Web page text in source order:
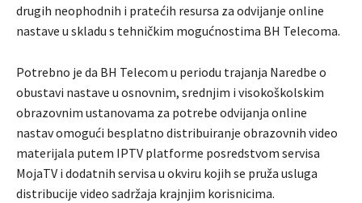
drugih neophodnih i pratećih resursa za odvijanje online
nastave u skladu s tehničkim mogućnostima BH Telecoma.
Potrebno je da BH Telecom u periodu trajanja Naredbe o
obustavi nastave u osnovnim, srednjim i visokoškolskim
obrazovnim ustanovama za potrebe odvijanja online
nastav omogući besplatno distribuiranje obrazovnih video
materijala putem IPTV platforme posredstvom servisa
MojaTV i dodatnih servisa u okviru kojih se pruža usluga
distribucije video sadržaja krajnjim korisnicima.